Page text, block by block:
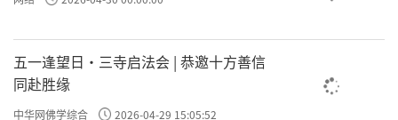
五一逢望日・三寺启法会 | 恭邀十方善信
同赴胜缘
中华网佛学综合 2026-04-29 15:05:52